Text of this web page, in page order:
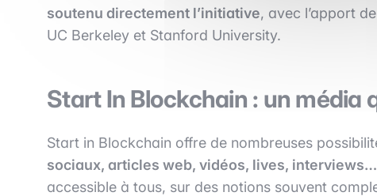
soutenu directement l’initiative, avec l’apport
UC Berkeley et Stanford University.
Start In Blockchain : un média
Start in Blockchain offre de nombreuses
sociaux, articles web, vidéos, lives, interviews…
accessible à tous, sur des notions souvent